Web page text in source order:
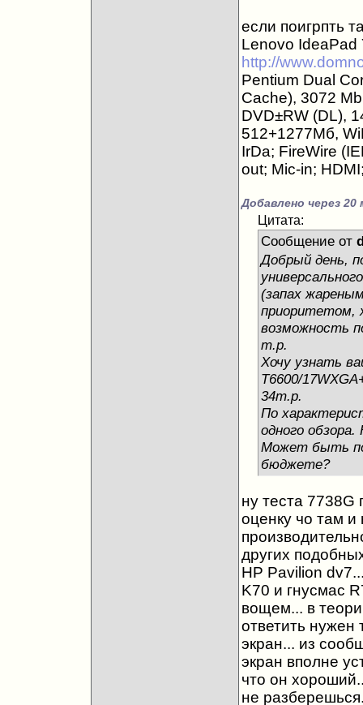
если поигрпть
Lenovo IdeaPad
http://
Pentium Dual
Cache), 3072
DVD±RW (DL),
512+1277Мб,
IrDa; FireWire
out; Mic-in;
Добавлено через 20
Цитата:
Сообщение от
Добрый день,
(запах
приоритетом,
возможность
т.р.
Хочу узнать
T6600/
34т.р.
По
одного обзора.
Может быть
бюджете?
ну теста 7738G
оценку чо там и
других
HP Pavilion
K70 и гнусмас
вощем... в
ответить нужен
экран... из
экран вполне
что он
не